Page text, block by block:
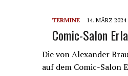
TERMINE 14. MÄRZ 2024
Comic-Salon
Die von Alexander
auf dem Comic-Salon